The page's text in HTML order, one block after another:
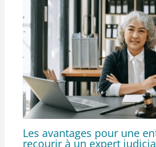
Les avantages pour une
recourir à un expert